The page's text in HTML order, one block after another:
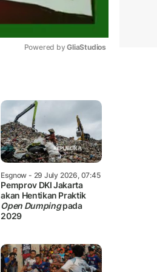
Powered by GliaStudios
Esgnow - 29 July 2026, 07:45
Pemprov DKI Jakarta
akan Hentikan Praktik
Open Dumpingpada
2029